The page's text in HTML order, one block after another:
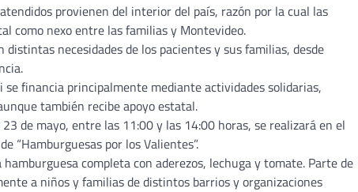
provienen del interior del país, razón por la cual las
como nexo entre las familias y Montevideo.
necesidades de los pacientes y sus familias, desde
financia principalmente mediante actividades solidarias,
también recibe apoyo estatal.
de mayo, entre las 11:00 y las 14:00 horas, se realizará en el
“Hamburguesas por los Valientes”.
completa con aderezos, lechuga y tomate. Parte de
a niños y familias de distintos barrios y organizaciones